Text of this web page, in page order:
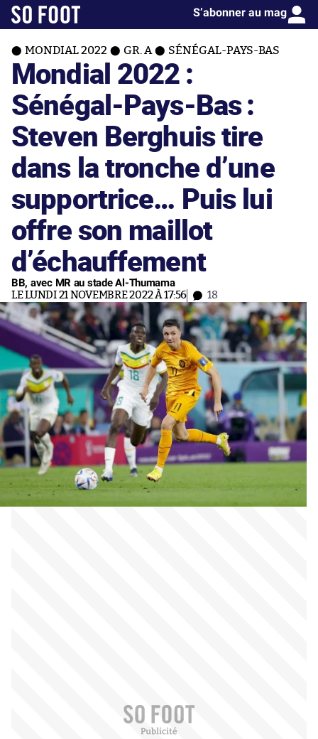
S’abonner au mag
MONDIAL 2022 GR. A SÉNÉGAL-PAYS-BAS
Mondial 2022 :
Sénégal-Pays-Bas :
Steven Berghuis tire
dans la tronche d’une
supportrice… Puis lui
offre son maillot
d’échauffement
BB, avec MR au stade Al-Thumama
LE LUNDI 21 NOVEMBRE 2022 À 17:56 18